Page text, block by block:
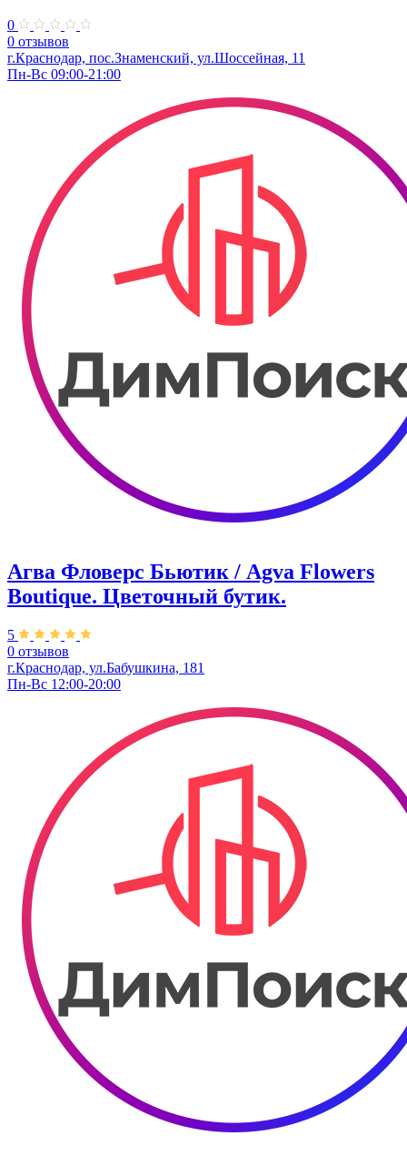
0
0 отзывов
г.Краснодар, пос.Знаменский, ул.Шоссейная, 11
Пн-Вс 09:00-21:00
Агва Фловерс Бьютик / Agva Flowers
Boutique. ​Цветочный бутик.
5
0 отзывов
г.Краснодар, ул.Бабушкина, 181
Пн-Вс 12:00-20:00